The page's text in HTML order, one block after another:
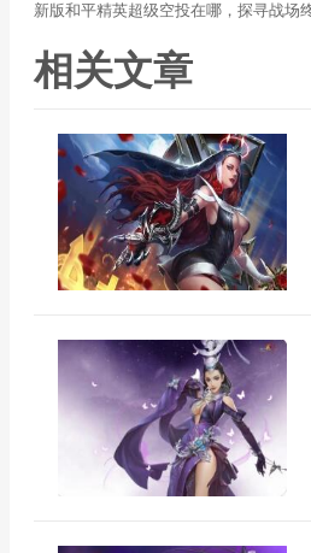
新版和平精英超级空投在哪，探寻战场
相关文章